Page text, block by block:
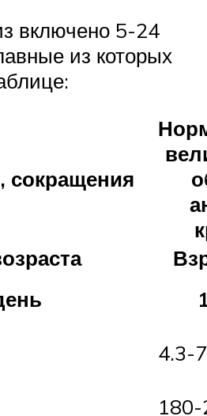
включено 5-24
из которых
сокращения
4.3-